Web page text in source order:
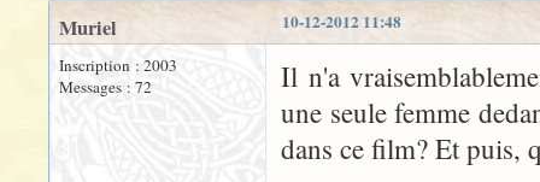
10-12-2012 11:48
Muriel
Inscription : 2003
Messages : 72
Il n'a
une seule femme
dans ce film? Et puis,